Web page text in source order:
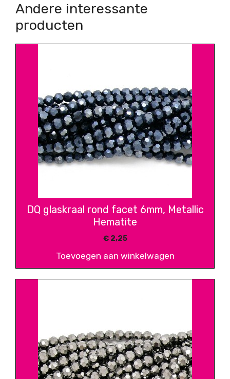
Andere interessante
producten
DQ glaskraal rond facet 6mm, Metallic
Hematite
€2,25
Toevoegen aan winkelwagen